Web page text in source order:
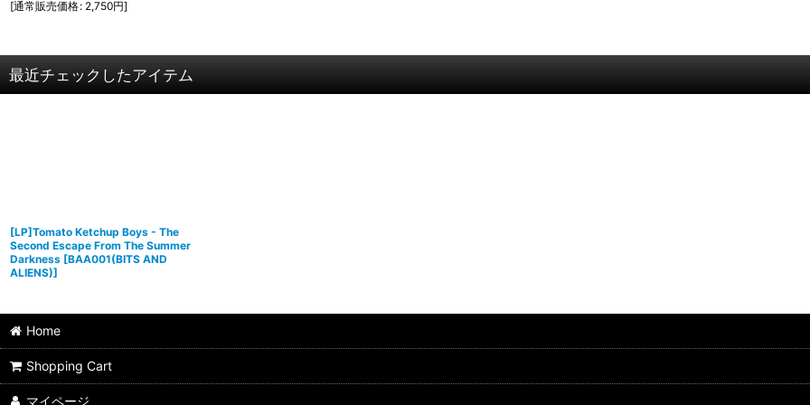
[通常販売価格: 2,750円]
最近チェックしたアイテム
[LP]Tomato Ketchup Boys - The
Second Escape From The Summer
Darkness [BAA001(BITS AND
ALIENS)]
Home
Shopping Cart
マイページ